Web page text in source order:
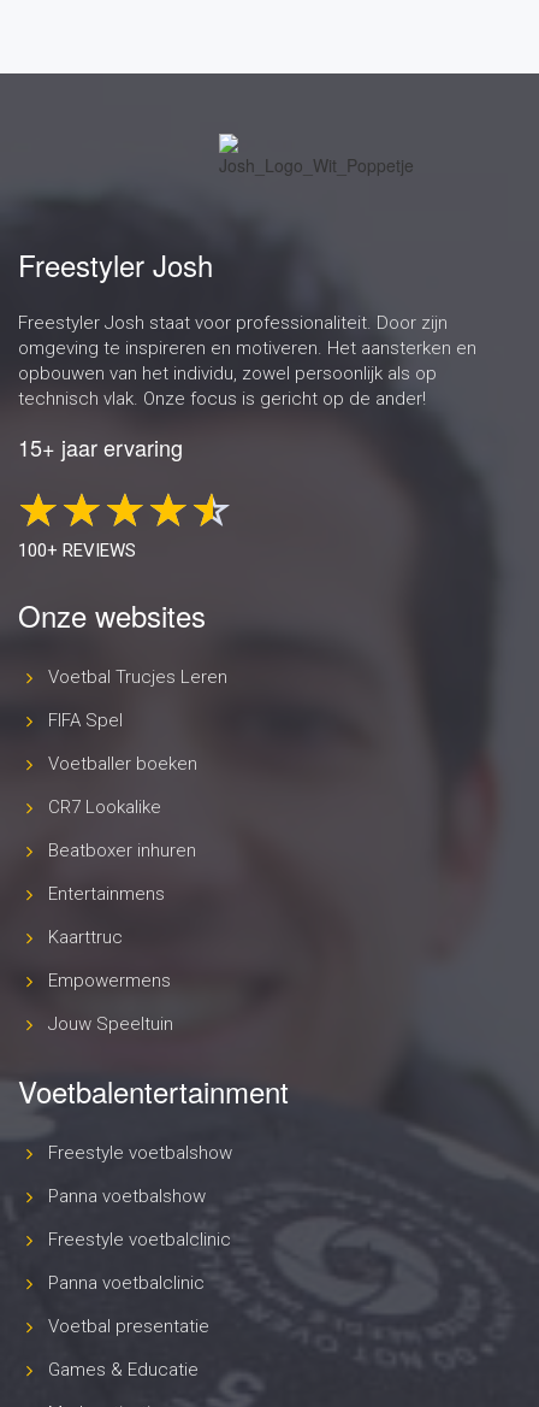
Freestyler Josh
Freestyler Josh staat voor professionaliteit. Door zijn
omgeving te inspireren en motiveren. Het aansterken en
opbouwen van het individu, zowel persoonlijk als op
technisch vlak. Onze focus is gericht op de ander!
15+ jaar ervaring
100+ REVIEWS
Onze websites
Voetbal Trucjes Leren
FIFA Spel
Voetballer boeken
CR7 Lookalike
Beatboxer inhuren
Entertainmens
Kaarttruc
Empowermens
Jouw Speeltuin
Voetbalentertainment
Freestyle voetbalshow
Panna voetbalshow
Freestyle voetbalclinic
Panna voetbalclinic
Voetbal presentatie
Games & Educatie